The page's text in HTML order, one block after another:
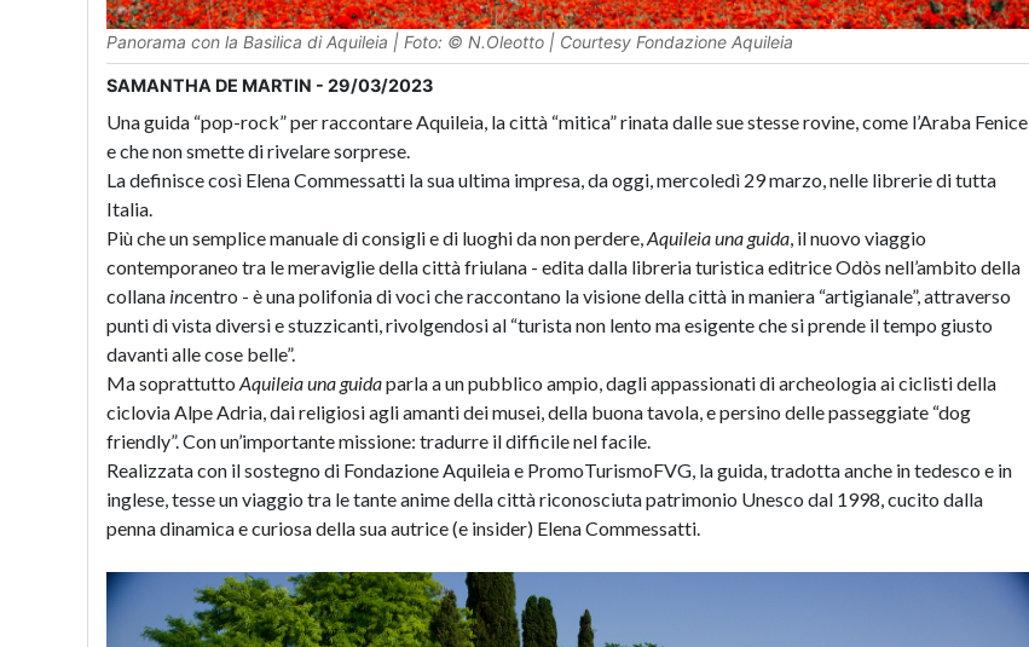
Panorama con la Basilica di Aquileia | Foto: © N.Oleotto | Courtesy Fondazione Aquileia
SAMANTHA DE MARTIN - 29/03/2023
Una guida “pop-rock” per raccontare Aquileia, la città “mitica” rinata dalle sue stesse rovine, come l’Araba Fenice,
e che non smette di rivelare sorprese.
La definisce così Elena Commessatti la sua ultima impresa, da oggi, mercoledì 29 marzo, nelle librerie di tutta
Italia.
Più che un semplice manuale di consigli e di luoghi da non perdere, Aquileia una guida , il nuovo viaggio
contemporaneo tra le meraviglie della città friulana - edita dalla libreria turistica editrice Odòs nell’ambito della
collana incentro - è una polifonia di voci che raccontano la visione della città in maniera “artigianale”, attraverso
punti di vista diversi e stuzzicanti, rivolgendosi al “turista non lento ma esigente che si prende il tempo giusto
davanti alle cose belle”.
Ma soprattutto Aquileia una guidaparla a un pubblico ampio, dagli appassionati di archeologia ai ciclisti della
ciclovia Alpe Adria, dai religiosi agli amanti dei musei, della buona tavola, e persino delle passeggiate “dog
friendly”. Con un’importante missione: tradurre il difficile nel facile.
Realizzata con il sostegno di Fondazione Aquileia e PromoTurismoFVG, la guida, tradotta anche in tedesco e in
inglese, tesse un viaggio tra le tante anime della città riconosciuta patrimonio Unesco dal 1998, cucito dalla
penna dinamica e curiosa della sua autrice (e insider) Elena Commessatti.